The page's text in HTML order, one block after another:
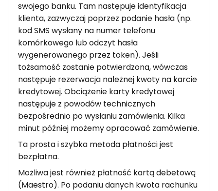
swojego banku. Tam następuje identyfikacja
klienta, zazwyczaj poprzez podanie hasła (np.
kod SMS wysłany na numer telefonu
komórkowego lub odczyt hasła
wygenerowanego przez token). Jeśli
tożsamość zostanie potwierdzona, wówczas
następuje rezerwacja należnej kwoty na karcie
kredytowej. Obciążenie karty kredytowej
następuje z powodów technicznych
bezpośrednio po wysłaniu zamówienia. Kilka
minut później możemy opracować zamówienie.
Ta prosta i szybka metoda płatności jest
bezpłatna.
Możliwa jest również płatność kartą debetową
(Maestro). Po podaniu danych kwota rachunku